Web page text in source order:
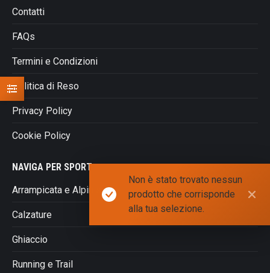
Non è stato trovato nessun
prodotto che corrisponde
alla tua selezione.
Contatti
FAQs
Termini e Condizioni
Politica di Reso
Privacy Policy
Cookie Policy
NAVIGA PER SPORT
Arrampicata e Alpinismo
Calzature
Ghiaccio
Running e Trail